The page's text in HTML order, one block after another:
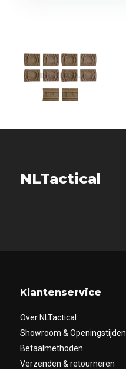
NLTactical
Klantenservice
Over NLTactical
Showroom & Openingstijden
Betaalmethoden
Verzenden & retourneren